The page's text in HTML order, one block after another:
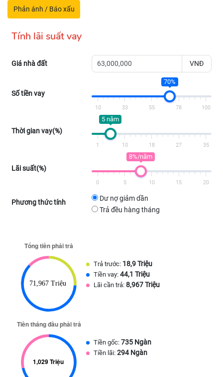
Phản ánh / Báo xấu
Tính lãi suất vay
Giá nhà đất VNĐ
Số tiền vay
70%
10 33 55 78 100
Thời gian vay(%)
5 năm
1 10 18 27 35
Lãi suất(%)
8%/năm
0 5 10 15 20
Phương thức tính
Dư nợ giảm dần
Trả đều hàng tháng
Trả trước: 18,9 Triệu
Tiền vay: 44,1 Triệu
Lãi cần trả: 8,967 Triệu
Tiền gốc: 735 Ngàn
Tiền lãi: 294 Ngàn